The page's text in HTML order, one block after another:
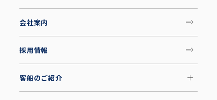
会社案内
採用情報
客船のご紹介